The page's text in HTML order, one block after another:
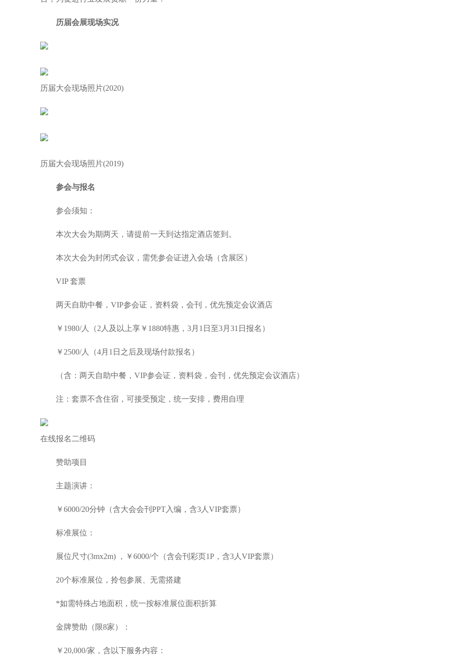
历届会展现场实况
历届大会现场照片(2020)
历届大会现场照片(2019)
参会与报名
参会须知：
本次大会为期两天，请提前一天到达指定酒店签到。
本次大会为封闭式会议，需凭参会证进入会场（含展区）
VIP 套票
两天自助中餐，VIP参会证，资料袋，会刊，优先预定会议酒店
￥1980/人（2人及以上享￥1880特惠，3月1日至3月31日报名）
￥2500/人（4月1日之后及现场付款报名）
（含：两天自助中餐，VIP参会证，资料袋，会刊，优先预定会议酒店）
注：套票不含住宿，可接受预定，统一安排，费用自理
在线报名二维码
赞助项目
主题演讲：
￥6000/20分钟（含大会会刊PPT入编，含3人VIP套票）
标准展位：
展位尺寸(3mx2m) ，￥6000/个（含会刊彩页1P，含3人VIP套票）
20个标准展位，拎包参展、无需搭建
*如需特殊占地面积，统一按标准展位面积折算
金牌赞助（限8家）：
￥20,000/家，含以下服务内容：